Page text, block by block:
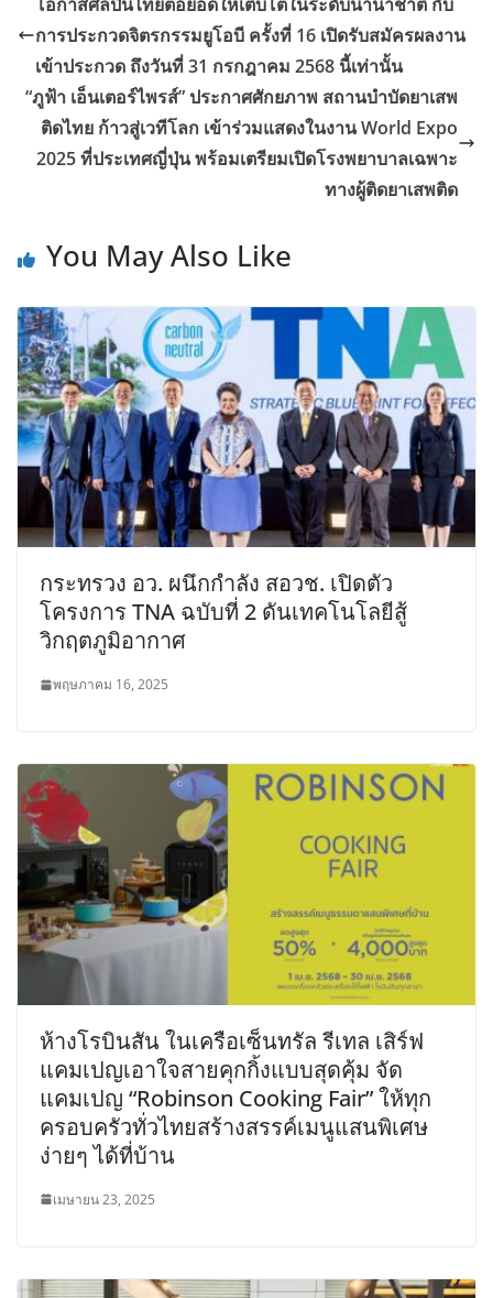
การประกวดจิตรกรรมยูโอบี ครั้งที่ 16 เปิดรับสมัครผลงาน
เข้าประกวด ถึงวันที่ 31 กรกฎาคม 2568 นี้เท่านั้น
“ภูฟ้า เอ็นเตอร์ไพรส์” ประกาศศักยภาพ สถานบำบัดยาเสพ
ติดไทย ก้าวสู่เวทีโลก เข้าร่วมแสดงในงาน World Expo
2025 ที่ประเทศญี่ปุ่น พร้อมเตรียมเปิดโรงพยาบาลเฉพาะ
ทางผู้ติดยาเสพติด
You May Also Like
กระทรวง อว. ผนึกกำลัง สอวช. เปิดตัว
โครงการ TNA ฉบับที่ 2 ดันเทคโนโลยีสู้
วิกฤตภูมิอากาศ
พฤษภาคม 16, 2025
ห้างโรบินสัน ในเครือเซ็นทรัล รีเทล เสิร์ฟ
แคมเปญเอาใจสายคุกกิ้งแบบสุดคุ้ม จัด
แคมเปญ “Robinson Cooking Fair” ให้ทุก
ครอบครัวทั่วไทยสร้างสรรค์เมนูแสนพิเศษ
ง่ายๆ ได้ที่บ้าน
เมษายน 23, 2025